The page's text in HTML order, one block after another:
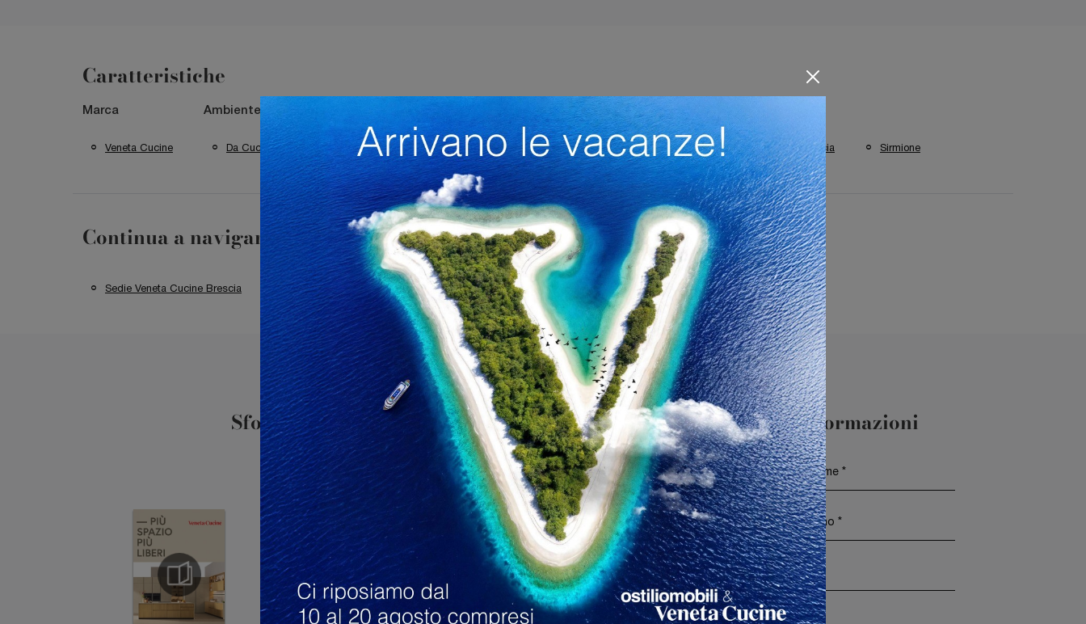
Caratteristiche
Marca
Veneta Cucine
Ambiente
Da Cucina In Plastica Moderne
Tipologia
Impilabili Bergamo Brescia Sirmione
Continua a navigare
Sedie Veneta Cucine Brescia Sedie Veneta Cucine Bergamo Sedie Veneta Cucine Sirmione
Sfoglia i cataloghi Richiedi Maggiori Informazioni